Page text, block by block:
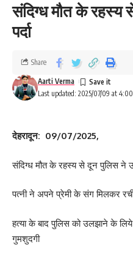
संदिग्ध मौत के रहस्य
पर्दा
Last updated: 2025/07/09 at
Aarti Verma
Share
देहरादून: 09/07/2025,
संदिग्ध मौत के रहस्य से दून पुलिस ने
पत्नी ने अपने प्रेमी के संग मिलकर रची
हत्या के बाद पुलिस को उलझाने के लिये
गुमशुदगी